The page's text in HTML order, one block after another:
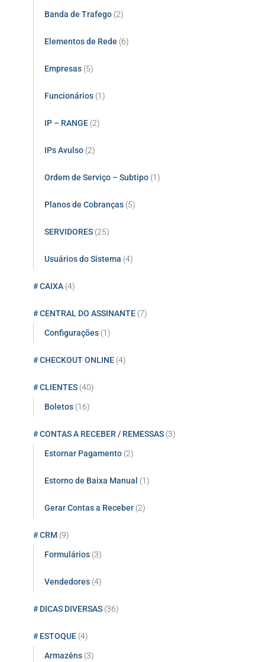
Banda de Trafego (2)
Elementos de Rede (6)
Empresas (5)
Funcionários (1)
IP – RANGE (2)
IPs Avulso (2)
Ordem de Serviço – Subtipo (1)
Planos de Cobranças (5)
SERVIDORES (25)
Usuários do Sistema (4)
# CAIXA (4)
# CENTRAL DO ASSINANTE (7)
Configurações (1)
# CHECKOUT ONLINE (4)
# CLIENTES (40)
Boletos (16)
# CONTAS A RECEBER / REMESSAS (3)
Estornar Pagamento (2)
Estorno de Baixa Manual (1)
Gerar Contas a Receber (2)
# CRM (9)
Formulários (3)
Vendedores (4)
# DICAS DIVERSAS (36)
# ESTOQUE (4)
Armazéns (3)